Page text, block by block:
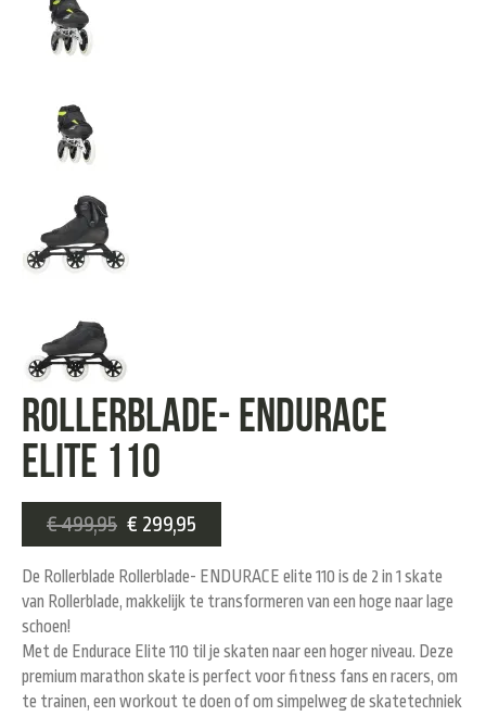
Rollerblade- ENDURACE
elite 110
€499,95 € 299,95
De Rollerblade Rollerblade- ENDURACE elite 110 is de 2 in 1 skate
van Rollerblade, makkelijk te transformeren van een hoge naar lage
schoen!
Met de Endurace Elite 110 til je skaten naar een hoger niveau. Deze
premium marathon skate is perfect voor fitness fans en racers, om
te trainen, een workout te doen of om simpelweg de skatetechniek